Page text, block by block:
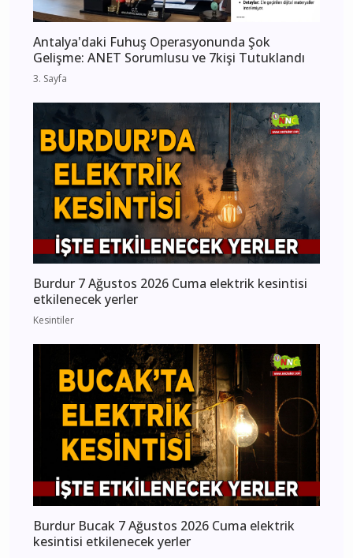
Antalya'daki Fuhuş Operasyonunda Şok
Gelişme: ANET Sorumlusu ve 7kişi Tutuklandı
3. Sayfa
Burdur 7 Ağustos 2026 Cuma elektrik kesintisi
etkilenecek yerler
Kesintiler
Burdur Bucak 7 Ağustos 2026 Cuma elektrik
kesintisi etkilenecek yerler